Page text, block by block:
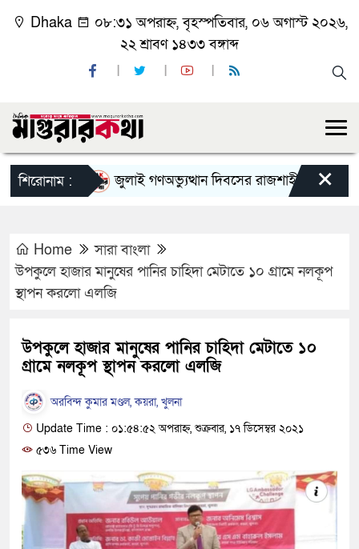
Dhaka
০৮:৩১ অপরাহ্ন, বৃহস্পতিবার, ০৬ অগাস্ট ২০২৬,
২২ শ্রাবণ ১৪৩৩ বঙ্গাব্দ
শিরোনাম : জুলাই গণঅভ্যুত্থান দিবসের রাজশাহী মহানগর×
Home
সারা বাংলা
উপকুলে হাজার মানুষের পানির চাহিদা মেটাতে ১০ গ্রামে নলকূপ
স্থাপন করলো এলজি
উপকুলে হাজার মানুষের পানির চাহিদা মেটাতে ১০
গ্রামে নলকূপ স্থাপন করলো এলজি
অরবিন্দ কুমার মণ্ডল, কয়রা, খুলনা
Update Time : ০১:৫৪:৫২ অপরাহ্ন, শুক্রবার, ১৭ ডিসেম্বর ২০২১
৫৩৬ Time View